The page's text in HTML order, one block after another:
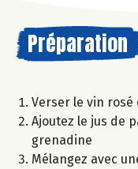
Préparation
Verser le vin rosé
Ajoutez le jus de
grenadine
Mélangez avec